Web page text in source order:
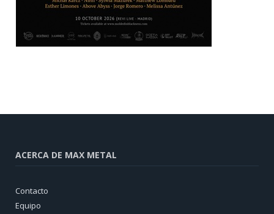
ACERCA DE MAX METAL
Contacto
Equipo